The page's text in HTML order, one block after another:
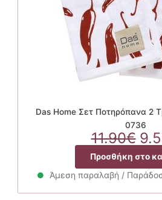
Das Home Σετ Ποτηρόπανα 2
0736
11.90€
Προσθήκη στο
Άμεση παραλαβή /